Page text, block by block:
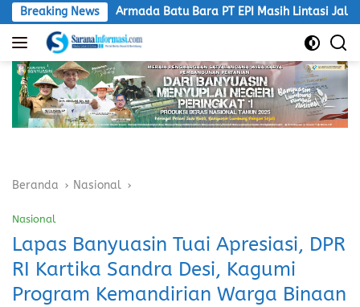
Langsung
ke
konten
Breaking News
Armada Batu Bara PT EPI Masih Lintasi Jalan Umum, LSM
Beranda Nasional
Nasional
Lapas Banyuasin Tuai Apresiasi, DPR
RI Kartika Sandra Desi, Kagumi
Program Kemandirian Warga Binaan